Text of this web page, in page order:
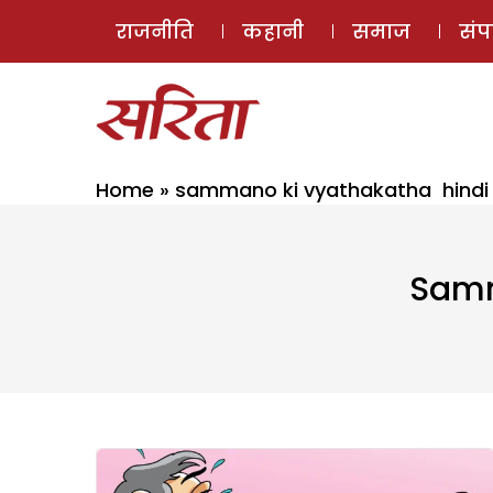
राजनीति कहानी समाज
Home » sammano ki vyathakatha hindi